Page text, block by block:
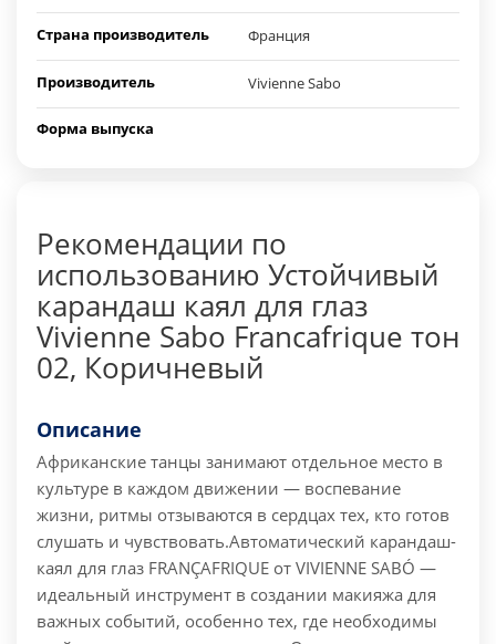
Страна производитель Франция
Производитель Vivienne Sabo
Форма выпуска
Рекомендации по
использованию Устойчивый
карандаш каял для глаз
Vivienne Sabo Francafrique тон
02, Коричневый
Описание
Африканские танцы занимают отдельное место в
культуре в каждом движении — воспевание
жизни, ритмы отзываются в сердцах тех, кто готов
слушать и чувствовать.Автоматический карандаш-
каял для глаз FRANÇAFRIQUE от VIVIENNE SABÓ —
идеальный инструмент в создании макияжа для
важных событий, особенно тех, где необходимы